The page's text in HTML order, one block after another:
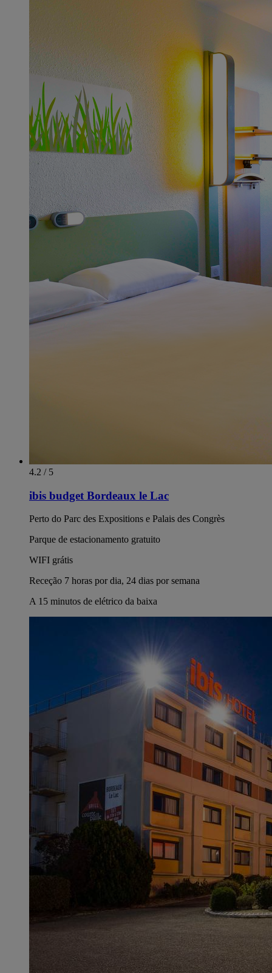
4.2 / 5
ibis budget Bordeaux le Lac
Perto do Parc des Expositions e Palais des Congrès
Parque de estacionamento gratuito
WIFI grátis
Receção 7 horas por dia, 24 dias por semana
A 15 minutos de elétrico da baixa